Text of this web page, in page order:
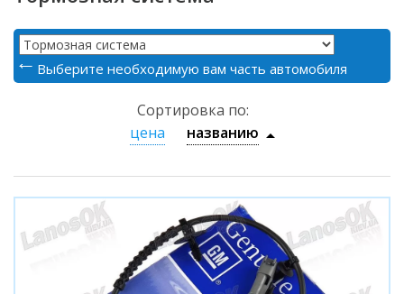
Выберите необходимую вам часть автомобиля
Сортировка по:
цена
названию